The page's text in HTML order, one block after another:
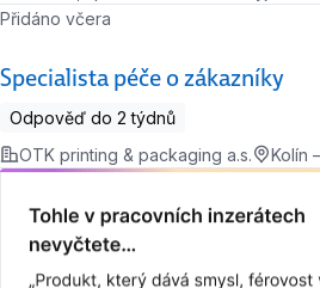
Specialista péče o zákazníky
Přidáno včera
Odpověď do 2 týdnů
OTK printing & packaging a.s.
Kolín